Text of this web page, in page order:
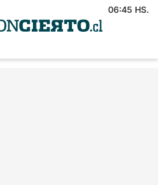
06:45 HS.